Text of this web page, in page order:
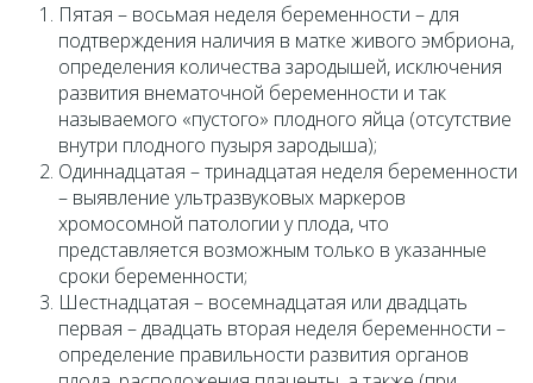
Пятая – восьмая неделя беременности – для
подтверждения наличия в матке живого эмбриона,
определения количества зародышей, исключения
развития внематочной беременности и так
называемого «пустого» плодного яйца (отсутствие
внутри плодного пузыря зародыша);
Одиннадцатая – тринадцатая неделя беременности
– выявление ультразвуковых маркеров
хромосомной патологии у плода, что
представляется возможным только в указанные
сроки беременности;
Шестнадцатая – восемнадцатая или двадцать
первая – двадцать вторая неделя беременности –
определение правильности развития органов